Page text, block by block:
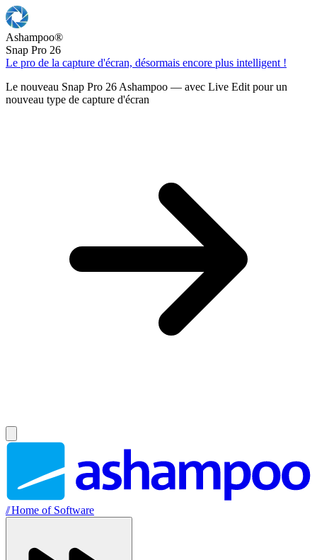
Ashampoo®
Snap Pro 26
Le pro de la capture d'écran, désormais encore plus intelligent !
Le nouveau Snap Pro 26 Ashampoo — avec Live Edit pour un
nouveau type de capture d'écran
//Home of Software